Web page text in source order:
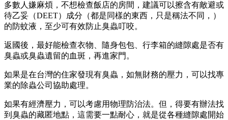
多數人嫌麻煩，不想檢查飯店的房間，建議可以擦含有敵避或
待乙妥（DEET）成分（都是同樣的東西，只是稱法不同，）
的防蚊液，至少可有效防止臭蟲叮咬。
返國後，最好能檢查衣物、隨身包包、行李箱的縫隙處是否有
臭蟲或臭蟲遺留的血斑，再進家門。
如果是在台灣的住家發現有臭蟲，如無財務的壓力，可以找專
業的除蟲公司協助處理。
如果有經濟壓力，可以考慮用物理防治法。但，得要有辦法找
到臭蟲的藏匿地點，這需要一點耐心，就是從各種縫隙處開始